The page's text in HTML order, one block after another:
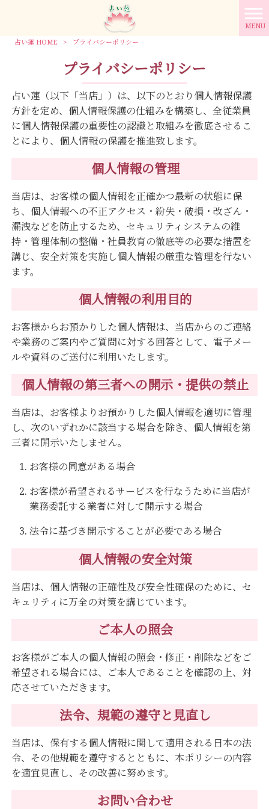
MENU
占い蓮 HOME > プライバシーポリシー
プライバシーポリシー
占い蓮（以下「当店」）は、以下のとおり個人情報保護
方針を定め、個人情報保護の仕組みを構築し、全従業員
に個人情報保護の重要性の認識と取組みを徹底させるこ
とにより、個人情報の保護を推進致します。
個人情報の管理
当店は、お客様の個人情報を正確かつ最新の状態に保
ち、個人情報への不正アクセス・紛失・破損・改ざん・
漏洩などを防止するため、セキュリティシステムの維
持・管理体制の整備・社員教育の徹底等の必要な措置を
講じ、安全対策を実施し個人情報の厳重な管理を行ない
ます。
個人情報の利用目的
お客様からお預かりした個人情報は、当店からのご連絡
や業務のご案内やご質問に対する回答として、電子メー
ルや資料のご送付に利用いたします。
個人情報の第三者への開示・提供の禁止
当店は、お客様よりお預かりした個人情報を適切に管理
し、次のいずれかに該当する場合を除き、個人情報を第
三者に開示いたしません。
お客様の同意がある場合
お客様が希望されるサービスを行なうために当店が
業務委託する業者に対して開示する場合
法令に基づき開示することが必要である場合
個人情報の安全対策
当店は、個人情報の正確性及び安全性確保のために、セ
キュリティに万全の対策を講じています。
ご本人の照会
お客様がご本人の個人情報の照会・修正・削除などをご
希望される場合には、ご本人であることを確認の上、対
応させていただきます。
法令、規範の遵守と見直し
当店は、保有する個人情報に関して適用される日本の法
令、その他規範を遵守するとともに、本ポリシーの内容
を適宜見直し、その改善に努めます。
お問い合わせ